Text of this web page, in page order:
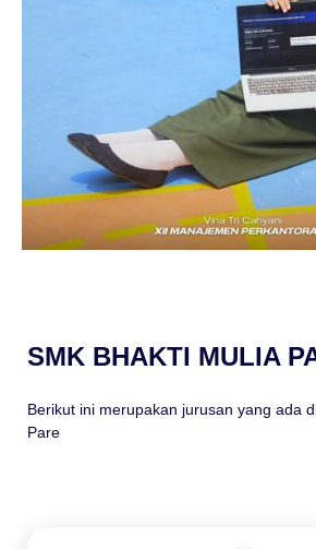
SMK BHAKTI MULIA
Berikut ini merupakan jurusan yang ada
Pare